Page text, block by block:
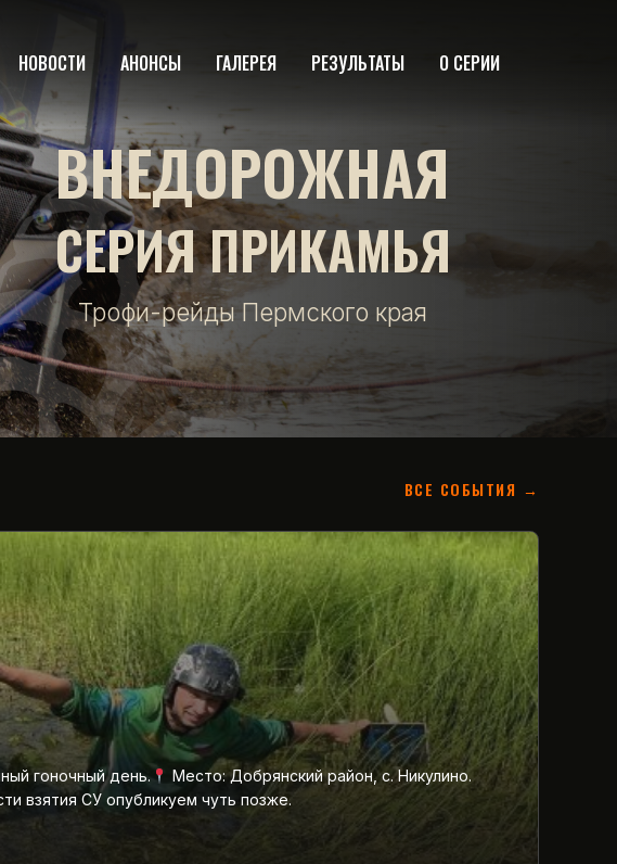
НОВОСТИ АНОНСЫ ГАЛЕРЕЯ РЕЗУЛЬТАТЫ О СЕРИИ
ВНЕДОРОЖНАЯ
СЕРИЯ ПРИКАМЬЯ
Трофи-рейды Пермского края
ВСЕ СОБЫТИЯ →
гоночный день.
Место: Добрянский район, с. Никулино.
взятия СУ опубликуем чуть позже.